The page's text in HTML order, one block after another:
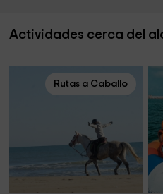
Actividades cerca del
Rutas a Caballo